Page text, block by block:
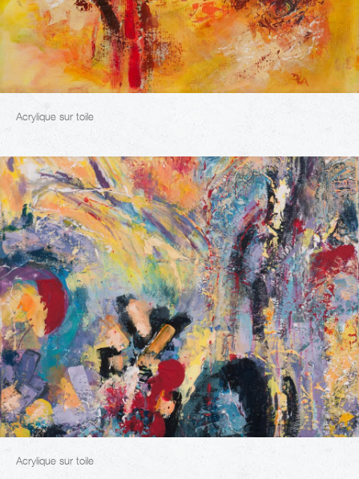
Acrylique sur toile
Acrylique sur toile